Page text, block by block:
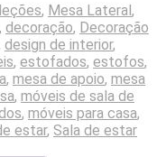
, Mesa Lateral,
, decoração, Decoração
design de interior,
, estofados, estofos,
, mesa de apoio, mesa
, móveis de sala de
, móveis para casa,
estar, Sala de estar